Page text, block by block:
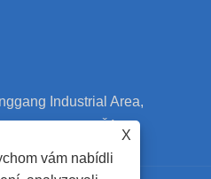
Industrial Area,
Guangdong, Čína.
X
vám nabídli